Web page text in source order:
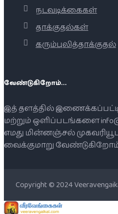
நடவடிக்கைகள்
தாக்குதல்கள்
கரும்புலித்தாக்குதல்
வேண்டுகிறோம்...
இத் தளத்தில்
மற்றும் ஒளிப்படங்களை
எமது மின்னஞ்சல்
வைக்குமாறு
Copyright © 2024